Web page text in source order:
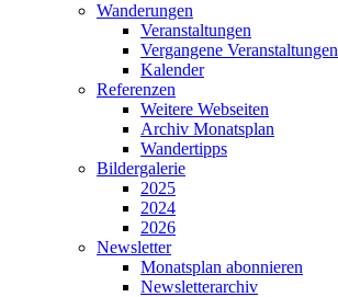
Wanderungen
Veranstaltungen
Vergangene Veranstaltungen
Kalender
Referenzen
Weitere Webseiten
Archiv Monatsplan
Wandertipps
Bildergalerie
2025
2024
2026
Newsletter
Monatsplan abonnieren
Newsletterarchiv